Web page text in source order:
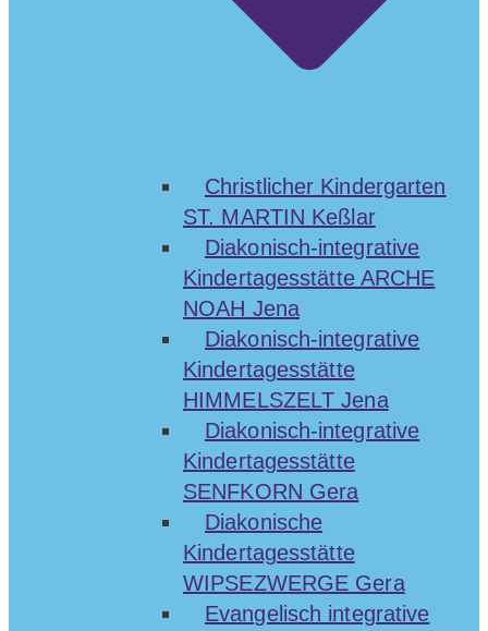
Christlicher Kindergarten
ST. MARTIN Keßlar
Diakonisch-integrative
Kindertagesstätte ARCHE
NOAH Jena
Diakonisch-integrative
Kindertagesstätte
HIMMELSZELT Jena
Diakonisch-integrative
Kindertagesstätte
SENFKORN Gera
Diakonische
Kindertagesstätte
WIPSEZWERGE Gera
Evangelisch integrative